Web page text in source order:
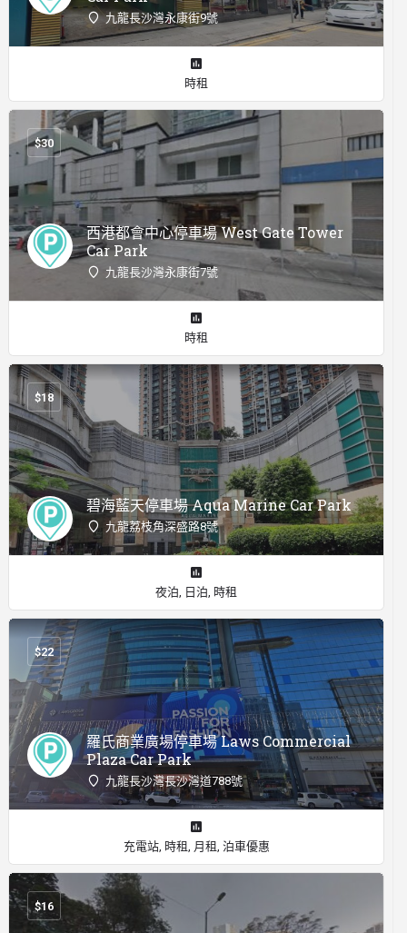
九龍長沙灣永康街9號
時租
西港都會中心停車場 West Gate Tower
Car Park
九龍長沙灣永康街7號
$30
時租
碧海藍天停車場 Aqua Marine Car Park
九龍荔枝角深盛路8號
$18
夜泊, 日泊, 時租
羅氏商業廣場停車場 Laws Commercial
Plaza Car Park
九龍長沙灣長沙灣道788號
$22
充電站, 時租, 月租, 泊車優惠
$16